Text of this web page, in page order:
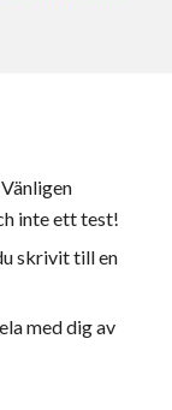
Vänligen
inte ett test!
skrivit till en
med dig av